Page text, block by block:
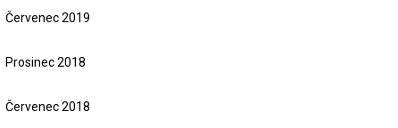
Červenec 2019
Prosinec 2018
Červenec 2018